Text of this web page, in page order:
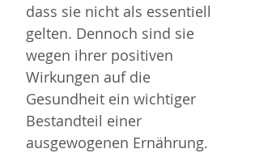
dass sie nicht als essentiell
gelten. Dennoch sind sie
wegen ihrer positiven
Wirkungen auf die
Gesundheit ein wichtiger
Bestandteil einer
ausgewogenen Ernährung.